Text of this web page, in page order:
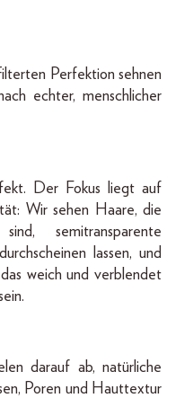
Perfektion sehnen
echter, menschlicher
Der Fokus liegt auf
Wir sehen Haare, die
semitransparente
lassen, und
weich und verblendet
darauf ab, natürliche
Poren und Hauttextur